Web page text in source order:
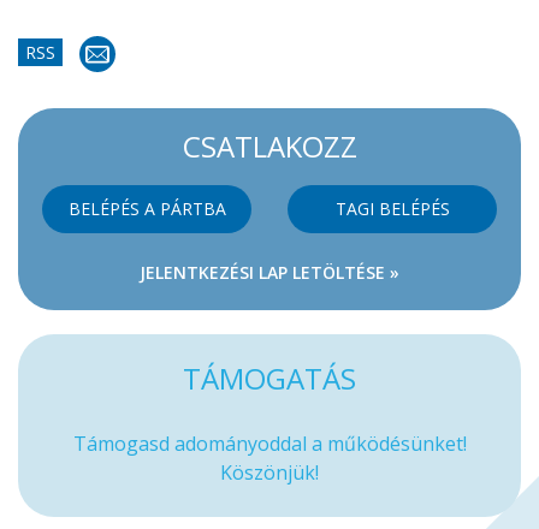
RSS
CSATLAKOZZ
BELÉPÉS A PÁRTBA TAGI BELÉPÉS
JELENTKEZÉSI LAP LETÖLTÉSE »
TÁMOGATÁS
Támogasd adományoddal a működésünket!
Köszönjük!